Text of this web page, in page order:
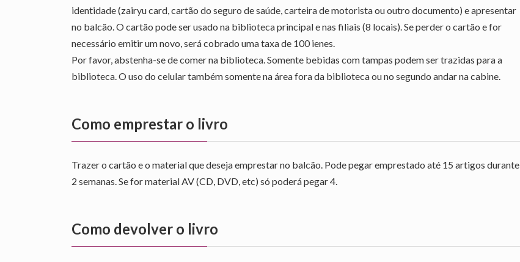
identidade (zairyu card, cartão do seguro de saúde, carteira de motorista ou outro documento) e apresentar
no balcão. O cartão pode ser usado na biblioteca principal e nas filiais (8 locais). Se perder o cartão e for
necessário emitir um novo, será cobrado uma taxa de 100 ienes.
Por favor, abstenha-se de comer na biblioteca. Somente bebidas com tampas podem ser trazidas para a
biblioteca. O uso do celular também somente na área fora da biblioteca ou no segundo andar na cabine.
Como emprestar o livro
Trazer o cartão e o material que deseja emprestar no balcão. Pode pegar emprestado até 15 artigos durante
2 semanas. Se for material AV (CD, DVD, etc) só poderá pegar 4.
Como devolver o livro